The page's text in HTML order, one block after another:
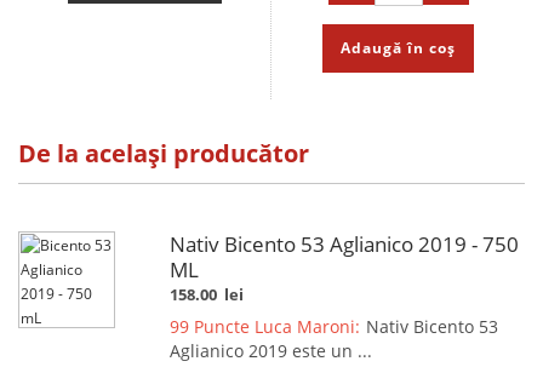
Adaugă în coș
De la același producător
Nativ Bicento 53 Aglianico 2019 - 750
ML
158.00 lei
99 Puncte Luca Maroni: Nativ Bicento 53
Aglianico 2019 este un ...